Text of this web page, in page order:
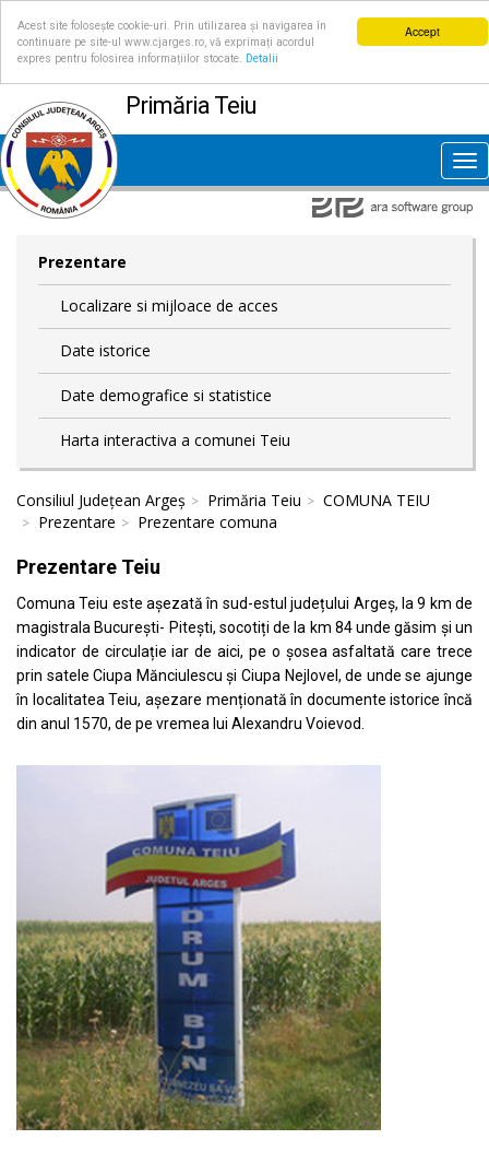
Accept
Acest site folosește cookie-uri. Prin utilizarea și navigarea în
continuare pe site-ul www.cjarges.ro, vă exprimați acordul
expres pentru folosirea informațiilor stocate.
Detalii
Primăria Teiu
Prezentare
Localizare si mijloace de acces
Date istorice
Date demografice si statistice
Harta interactiva a comunei Teiu
Consiliul Județean Argeș Primăria Teiu
COMUNA TEIU
Prezentare
Prezentare comuna
Prezentare Teiu
Comuna Teiu este așezată în sud-estul județului Argeș, la 9 km de
magistrala București- Pitești, socotiți de la km 84 unde găsim și un
indicator de circulație iar de aici, pe o șosea asfaltată care trece
prin satele Ciupa Mănciulescu și Ciupa Nejlovel, de unde se ajunge
în localitatea Teiu, așezare menționată în documente istorice încă
din anul 1570, de pe vremea lui Alexandru Voievod.